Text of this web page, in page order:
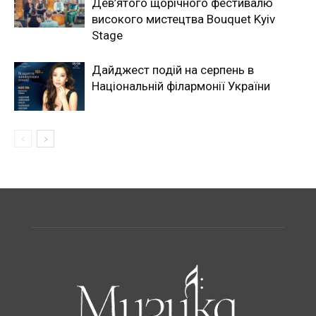
високого мистецтва Bouquet Kyiv
Stage
Дайджест подій на серпень в
Національній філармонії України